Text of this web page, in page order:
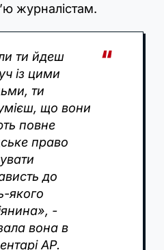
журналістам.
ти йдеш
із цими
ти
що вони
повне
право
до
якого
-
вона в
AP.